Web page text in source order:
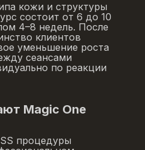
кожи и структуры
состоит от 6 до 10
4–8 недель. После
клиентов
уменьшение роста
сеансами
по реакции
процедуры
Magic One